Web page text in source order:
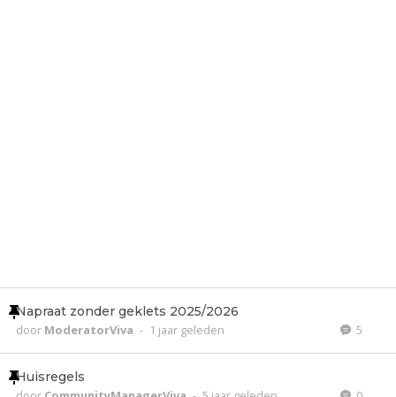
Napraat zonder geklets 2025/2026
door ModeratorViva - 1 jaar geleden 5
Huisregels